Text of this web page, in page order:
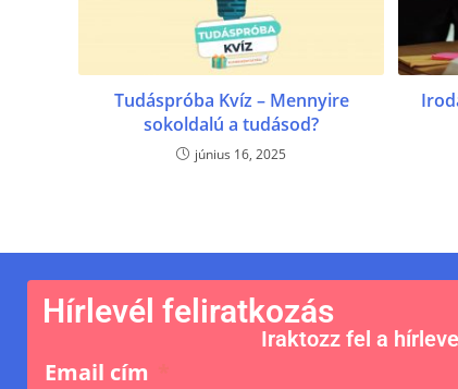
Tudáspróba Kvíz – Mennyire
sokoldalú a tudásod?
június 16, 2025
Hírlevél feliratkozás
Iraktozz fel a
Email cím